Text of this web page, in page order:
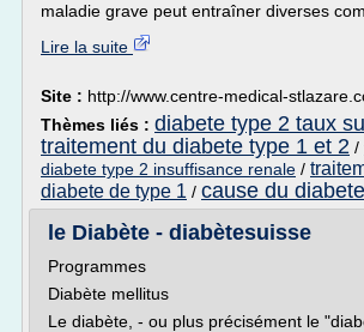
maladie grave peut entraîner diverses
Lire la suite
Site : http://www.centre-medical-
Thèmes liés : diabete type 2 taux
traitement du diabete type 1 et 2 /
diabete type 2 insuffisance renale /
diabete de type 1 / cause du
le Diabète - diabètesuisse
Programmes
Diabète mellitus
Le diabète, - ou plus précisément le